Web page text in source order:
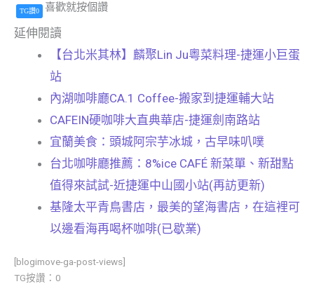
TG讚0 喜歡就按個讚
延伸閱讀
【台北米其林】麟聚Lin Ju粵菜料理-捷運小巨蛋
站
內湖咖啡廳CA.1 Coffee-搬家到捷運輔大站
CAFEIN硬咖啡大直典華店-捷運劍南路站
宜蘭美食：頭城阿宗芋冰城，古早味叭噗
台北咖啡廳推薦：8%ice CAFÉ 新菜單、新甜點
值得來試試-近捷運中山國小站(再訪更新)
基隆太平青鳥書店，最美的望海書店，在這裡可
以邊看海再喝杯咖啡(已歇業)
[blogimove-ga-post-views]
TG按讚：0